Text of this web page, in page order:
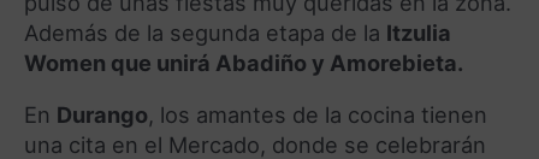
Además de la segunda etapa de la Itzulia
Women que unirá Abadiño y Amorebieta.
En Durango, los amantes de la cocina tienen
una cita en el Mercado, donde se celebrarán